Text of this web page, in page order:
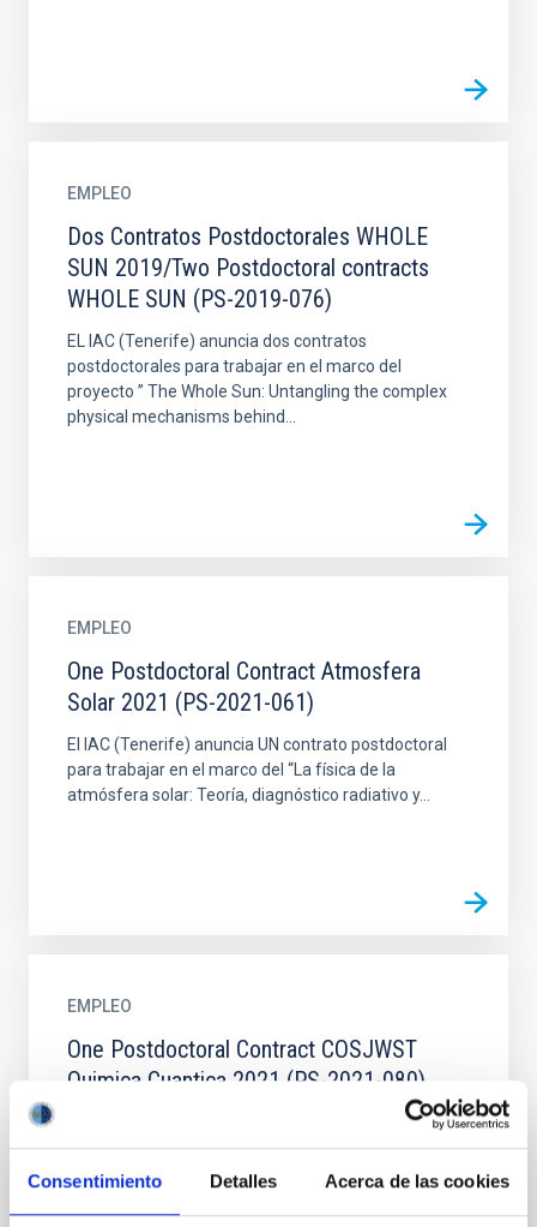
Consentimiento Detalles Acerca de las cookies
EMPLEO
Dos Contratos Postdoctorales WHOLE
SUN 2019/Two Postdoctoral contracts
WHOLE SUN (PS-2019-076)
EL IAC (Tenerife) anuncia dos contratos
postdoctorales para trabajar en el marco del
proyecto ” The Whole Sun: Untangling the complex
physical mechanisms behind...
EMPLEO
One Postdoctoral Contract Atmosfera
Solar 2021 (PS-2021-061)
El IAC (Tenerife) anuncia UN contrato postdoctoral
para trabajar en el marco del “La física de la
atmósfera solar: Teoría, diagnóstico radiativo y...
EMPLEO
One Postdoctoral Contract COSJWST
Quimica Cuantica 2021 (PS-2021-080)
El IAC (Tenerife) anuncia UN contrato postdoctoral
para trabajar en el marco del proyecto “Especies
orgánicas complejas en la era JWST (COSJWST)”